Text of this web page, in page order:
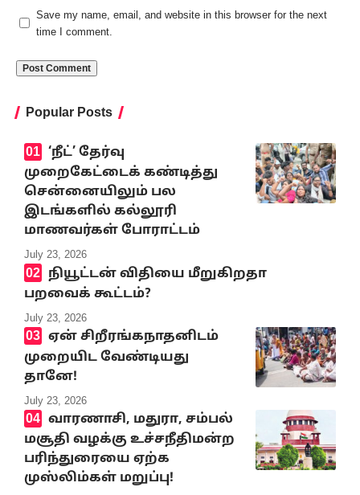
Save my name, email, and website in this browser for the next
time I comment.
Popular Posts
‘நீட்’ தேர்வு
முறைகேட்டைக் கண்டித்து
சென்னையிலும் பல
இடங்களில் கல்லூரி
மாணவர்கள் போராட்டம்
July 23, 2026
நியூட்டன் விதியை மீறுகிறதா
பறவைக் கூட்டம்?
July 23, 2026
ஏன் சிறீரங்கநாதனிடம்
முறையிட வேண்டியது
தானே!
July 23, 2026
வாரணாசி, மதுரா, சம்பல்
மசூதி வழக்கு உச்சநீதிமன்ற
பரிந்துரையை ஏற்க
முஸ்லிம்கள் மறுப்பு!